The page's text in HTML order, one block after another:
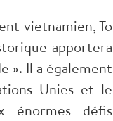
vietnamien, To
apportera
». Il a également
Unies et le
énormes défis